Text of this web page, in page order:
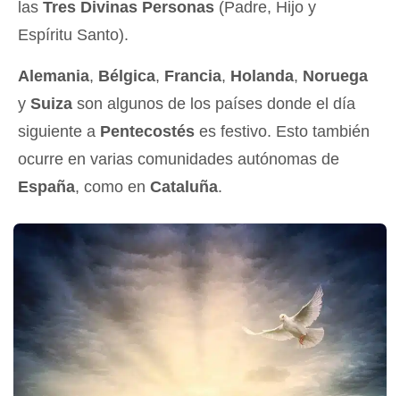
las Tres Divinas Personas (Padre, Hijo y
Espíritu Santo).
Alemania, Bélgica, Francia, Holanda, Noruega
y Suiza son algunos de los países donde el día
siguiente a Pentecostés es festivo. Esto también
ocurre en varias comunidades autónomas de
España, como en Cataluña.